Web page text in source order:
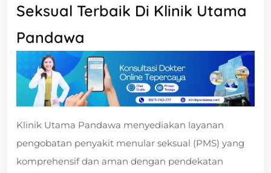
Seksual Terbaik Di Klinik Utama
Pandawa
Klinik Utama Pandawa menyediakan layanan
pengobatan penyakit menular seksual (PMS) yang
komprehensif dan aman dengan pendekatan